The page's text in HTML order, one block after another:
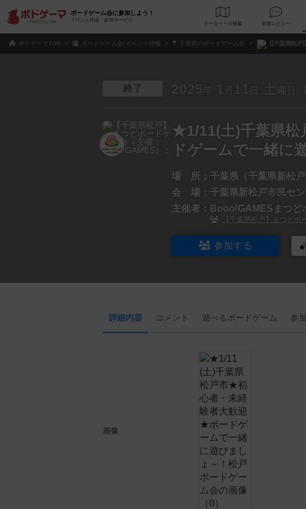
ボードゲーム会に参加しよう！
イベント作成・参加サービス
データベース 検索 新着
ボドゲーマTOP ボードゲーム会/イベント情報 千葉県のボードゲーム会 【千葉県松
終了 2025 年 1 月 11 日 土 曜日
★1/11(土)千葉県
ドゲームで一緒に
場 所： 千葉県（千葉県新松
会 場： 千葉県新松戸市民セ
主催者： Booo!GAMESまつど
【千葉県松戸】まつどボ
参加する
詳細内容 コメント 遊べるボードゲーム 参
画像